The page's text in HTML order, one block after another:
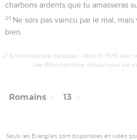
charbons ardents que tu amasseras
21 Ne sois pas vaincu par le mal,
bien.
© Société biblique française – Bibli’O, 1978, avec
une Bible imprimée, rendez-vous sur
Romains 13
Seuls les Évangiles sont disponibles en vidéo